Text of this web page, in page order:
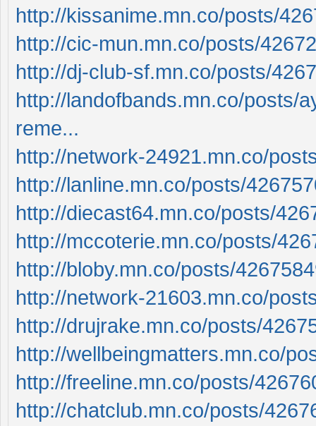
http://kissanime.mn.co/posts/
http://cic-mun.mn.co/posts/
http://dj-club-sf.mn.co/posts/
http://landofbands.mn.co/posts/
reme...
http://network-24921.mn.co/
http://lanline.mn.co/posts/
http://diecast64.mn.co/posts/
http://mccoterie.mn.co/posts/
http://bloby.mn.co/posts/
http://network-21603.mn.co/
http://drujrake.mn.co/posts/
http://wellbeingmatters.mn.co/
http://freeline.mn.co/posts/
http://chatclub.mn.co/posts/